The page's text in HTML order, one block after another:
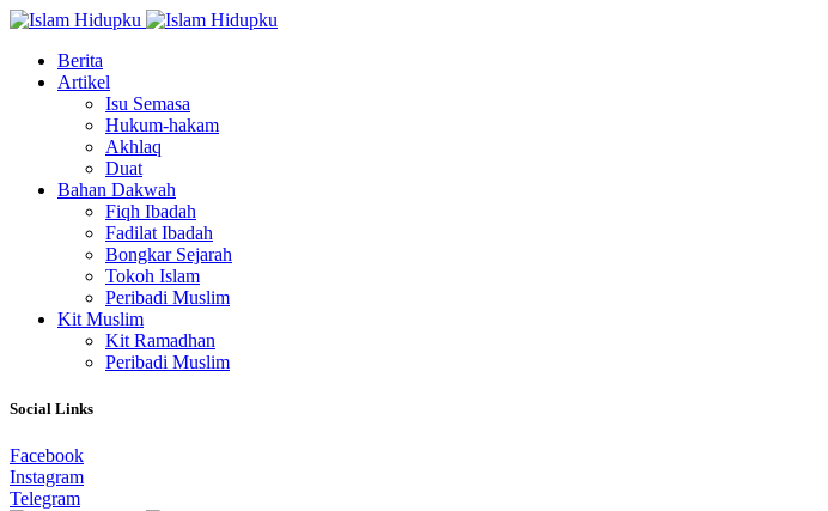
Berita
Artikel
Isu Semasa
Hukum-hakam
Akhlaq
Duat
Bahan Dakwah
Fiqh Ibadah
Fadilat Ibadah
Bongkar Sejarah
Tokoh Islam
Peribadi Muslim
Kit Muslim
Kit Ramadhan
Peribadi Muslim
Social Links
Facebook
Instagram
Telegram